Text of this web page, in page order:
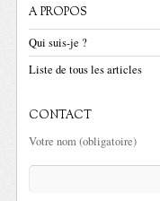
A PROPOS
Qui suis-je ?
Liste de tous les articles
CONTACT
Votre nom (obligatoire)